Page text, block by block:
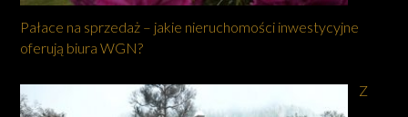
Pałace na sprzedaż – jakie nieruchomości inwestycyjne
oferują biura WGN?
Z